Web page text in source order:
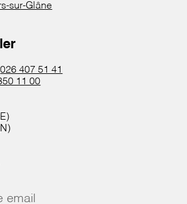
sur-Glâne
026 407 51 41
11 00